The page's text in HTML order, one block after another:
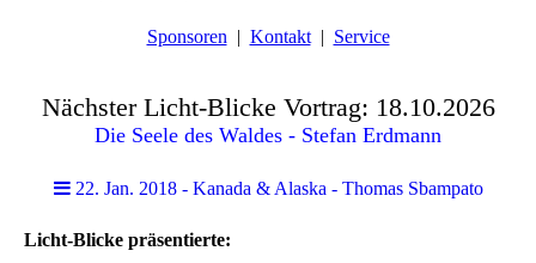
Sponsoren Kontakt Service
Nächster Licht-Blicke Vortrag: 18.10.2026
Die Seele des Waldes - Stefan Erdmann
22. Jan. 2018 - Kanada & Alaska - Thomas Sbampato
Licht-Blicke präsentierte: